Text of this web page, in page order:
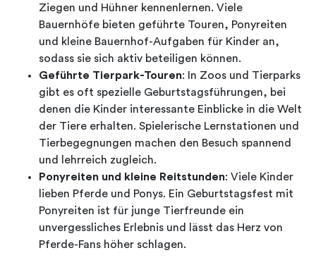
Ziegen und Hühner kennenlernen. Viele
Bauernhöfe bieten geführte Touren, Ponyreiten
und kleine Bauernhof-Aufgaben für Kinder an,
sodass sie sich aktiv beteiligen können.
Geführte Tierpark-Touren: In Zoos und Tierparks
gibt es oft spezielle Geburtstagsführungen, bei
denen die Kinder interessante Einblicke in die Welt
der Tiere erhalten. Spielerische Lernstationen und
Tierbegegnungen machen den Besuch spannend
und lehrreich zugleich.
Ponyreiten und kleine Reitstunden: Viele Kinder
lieben Pferde und Ponys. Ein Geburtstagsfest mit
Ponyreiten ist für junge Tierfreunde ein
unvergessliches Erlebnis und lässt das Herz von
Pferde-Fans höher schlagen.